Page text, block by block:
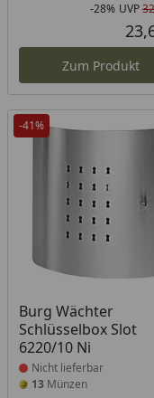
-28% UVP
Zum Produkt
-41%
Burg Wächter
Schlüsselbox Slot
6220/10 Ni
Produkt nicht
Nicht lieferbar
13 Münzen